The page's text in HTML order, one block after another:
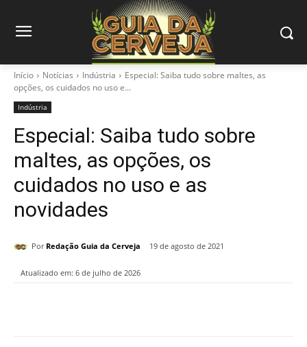
Início Notícias Indústria
Especial: Saiba tudo sobre maltes, as
opções, os cuidados no uso e...
Indústria
Especial: Saiba tudo sobre
maltes, as opções, os
cuidados no uso e as
novidades
Por Redação Guia da Cerveja 19 de agosto de 2021
Atualizado em: 6 de julho de 2026